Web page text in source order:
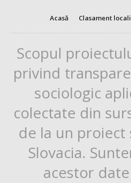
Acasă Clasament
Scopul
privind
sociologic
colectate din
de la un
Slovacia.
acestor